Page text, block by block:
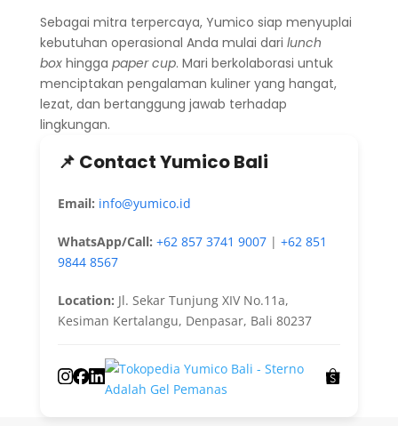
Sebagai mitra terpercaya, Yumico siap menyuplai
kebutuhan operasional Anda mulai dari lunch
boxhingga paper cup. Mari berkolaborasi untuk
menciptakan pengalaman kuliner yang hangat,
lezat, dan bertanggung jawab terhadap
lingkungan.
📌 Contact Yumico Bali
Email: info@yumico.id
WhatsApp/Call: +62 857 3741 9007| +62 851
9844 8567
Location: Jl. Sekar Tunjung XIV No.11a,
Kesiman Kertalangu, Denpasar, Bali 80237